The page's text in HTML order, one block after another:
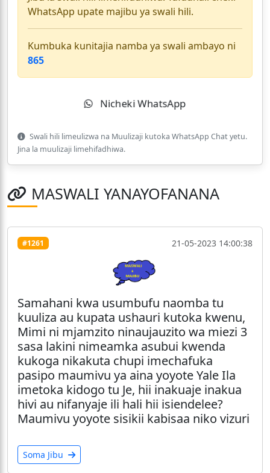
WhatsApp upate majibu ya swali hili.
Kumbuka kunitajia namba ya swali ambayo ni
865
Nicheki WhatsApp
Swali hili limeulizwa na Muulizaji kutoka WhatsApp Chat yetu.
Jina la muulizaji limehifadhiwa.
MASWALI YANAYOFANANA
#1261 21-05-2023 14:00:38
Samahani kwa usumbufu naomba tu
kuuliza au kupata ushauri kutoka kwenu,
Mimi ni mjamzito ninaujauzito wa miezi 3
sasa lakini nimeamka asubui kwenda
kukoga nikakuta chupi imechafuka
pasipo maumivu ya aina yoyote Yale Ila
imetoka kidogo tu Je, hii inakuaje inakua
hivi au nifanyaje ili hali hii isiendelee?
Maumivu yoyote sisikii kabisaa niko vizuri
Soma Jibu